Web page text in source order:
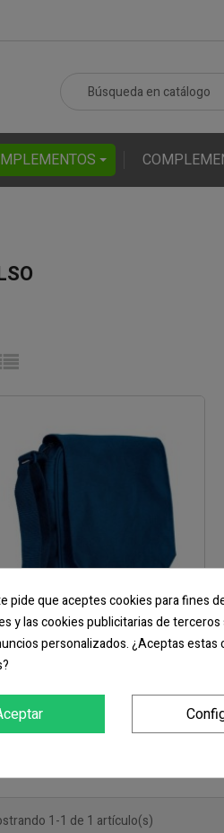
Bolso Bandolera RACTUR
1-1 de 1 artículo(s)
pide que aceptes cookies para fines
y las cookies publicitarias de
personalizados. ¿Aceptas